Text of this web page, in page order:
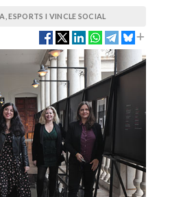
ESPORTS I VINCLE SOCIAL